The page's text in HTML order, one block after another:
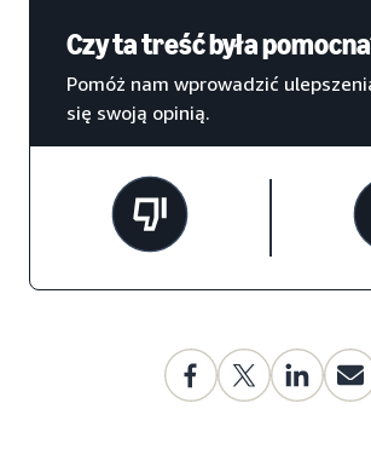
Czy ta treść była
Pomóż nam wprowadzić
się swoją opinią.